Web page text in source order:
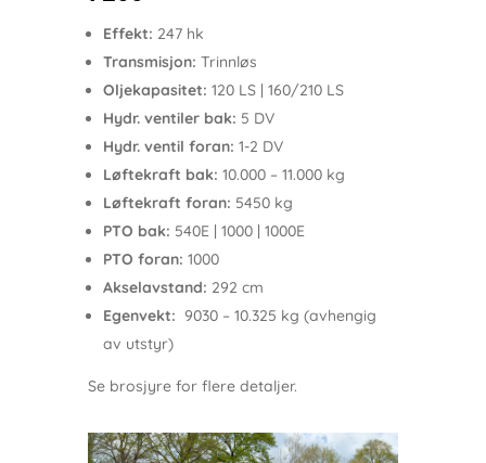
Effekt: 247 hk
Transmisjon: Trinnløs
Oljekapasitet: 120 LS | 160/210 LS
Hydr. ventiler bak: 5 DV
Hydr. ventil foran: 1-2 DV
Løftekraft bak: 10.000 – 11.000 kg
Løftekraft foran: 5450 kg
PTO bak: 540E | 1000 | 1000E
PTO foran: 1000
Akselavstand: 292 cm
Egenvekt: 9030 – 10.325 kg (avhengig
av utstyr)
Se brosjyre for flere detaljer.